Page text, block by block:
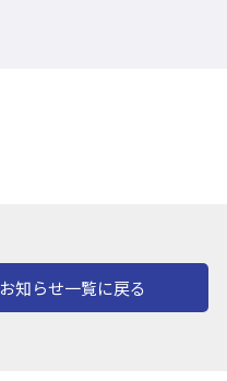
お知らせ一覧に戻る